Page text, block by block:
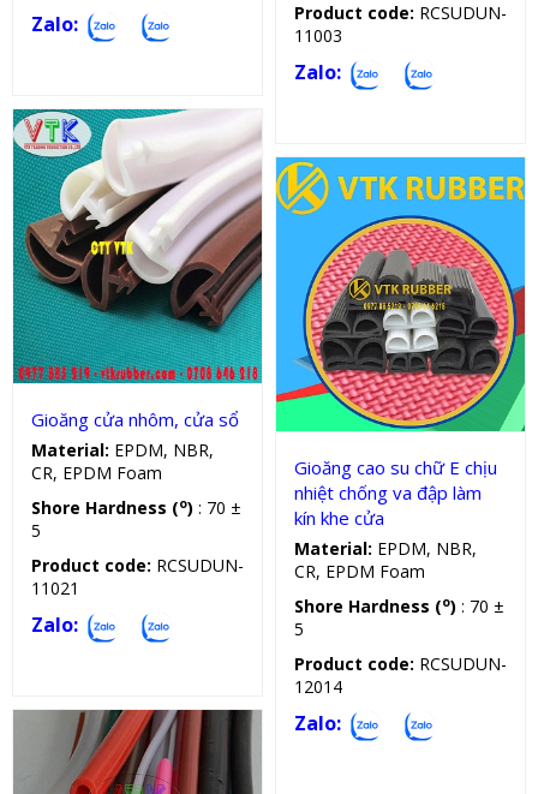
Zalo:
Product code: RCSUDUN-
11003
Zalo:
Gioăng cao su cửa
Gioăng cửa nhôm, cửa sổ
Material: EPDM, NBR,
CR, EPDM Foam
Shore Hardness (o) : 70 ±
5
Product code: RCSUDUN-
11021
Zalo:
Gioăng silicon, cao su chữ E
Gioăng cao su chữ E chịu
nhiệt chống va đập làm
kín khe cửa
Material: EPDM, NBR,
CR, EPDM Foam
Shore Hardness (o) : 70 ±
5
Product code: RCSUDUN-
12014
Zalo: